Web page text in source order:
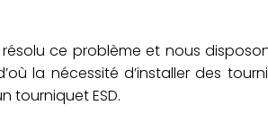
ce problème et nous
la nécessité d’installer des
tourniquet ESD.